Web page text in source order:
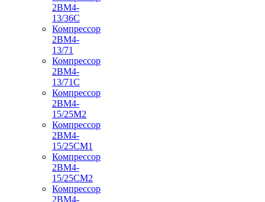
2ВМ4-
13/36С
Компрессор
2ВМ4-
13/71
Компрессор
2ВМ4-
13/71С
Компрессор
2ВМ4-
15/25М2
Компрессор
2ВМ4-
15/25СМ1
Компрессор
2ВМ4-
15/25СМ2
Компрессор
2ВМ4-